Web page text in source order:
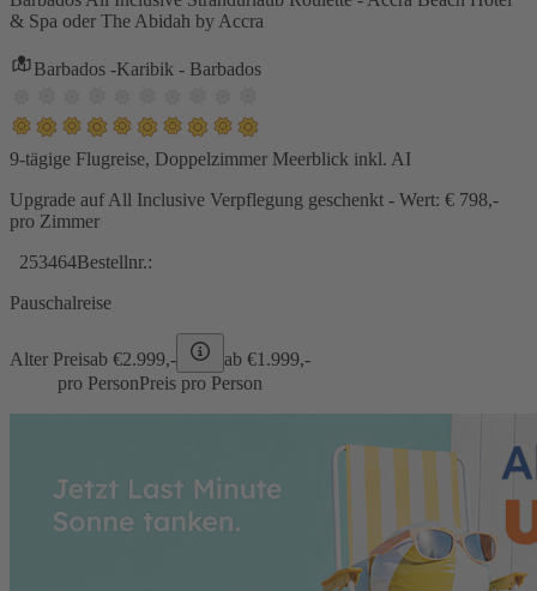
& Spa oder The Abidah by Accra
Barbados -Karibik - Barbados
9-tägige Flugreise, Doppelzimmer Meerblick inkl. AI
Upgrade auf All Inclusive Verpflegung geschenkt - Wert: € 798,-
pro Zimmer
253464Bestellnr.:
Pauschalreise
Alter Preisab €2.999,- ab €1.999,-
pro PersonPreis pro Person